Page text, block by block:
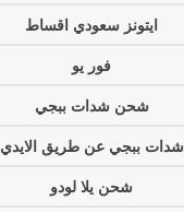
ايتونز سعودي اقساط
فور يو
شحن شدات ببجي
شدات ببجي عن طريق الايدي
شحن يلا لودو